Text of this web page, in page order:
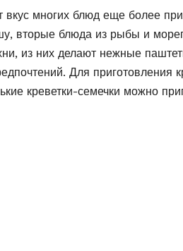
вкус многих блюд еще более
вторые блюда из рыбы и
из них делают нежные
Для приготовления
креветки-семечки можно